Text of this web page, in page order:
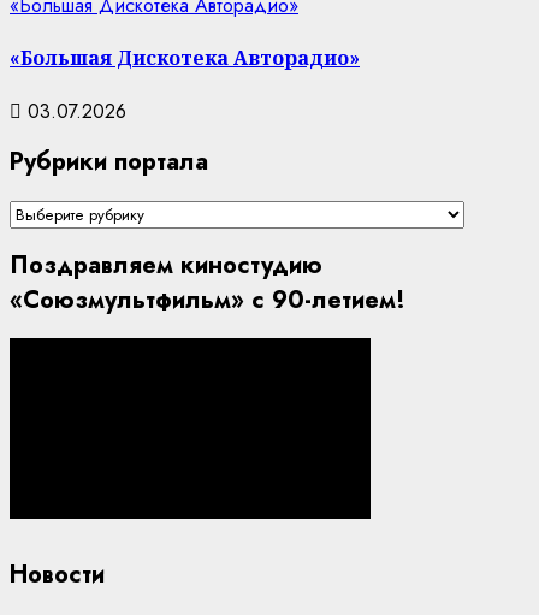
«Большая Дискотека Авторадио»
03.07.2026
Рубрики портала
Рубрики
Поздравляем киностудию
«Союзмультфильм» с 90-летием!
Новости